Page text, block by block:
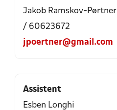
Jakob Ramskov-Pørtner
/ 60623672
jpoertner@gmail.com
Assistent
Esben Longhi